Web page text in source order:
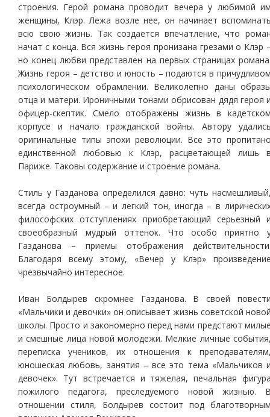
строения. Герой романа проводит вечера у любимой
женщины, Клэр. Лежа возле нее, он начинает
всю свою жизнь. Так создается впечатление, что
начат с конца. Вся жизнь героя пронизана грезами о Клэр
но конец любви представлен на первых страницах
Жизнь героя – детство и юность – подаются в
психологическом обрамлении. Великолепно даны
отца и матери. Ироничными тонами обрисован дядя героя
офицер-скептик. Смело отображены жизнь в
корпусе и начало гражданской войны. Автору
оригинальные типы эпохи революции. Все это
единственной любовью к Клэр, расцветающей лишь
Париже. Таковы содержание и строение романа.
Стиль у Газданова определился давно: чуть
всегда остроумный – и легкий тон, иногда – в
философских отступлениях приобретающий серьезный
своеобразный мудрый оттенок. Что особо приятно
Газданова – приемы отображения
Благодаря всему этому, «Вечер у Клэр»
чрезвычайно интересное.
Иван Болдырев скромнее Газданова. В своей
«Мальчики и девочки» он описывает жизнь советской
школы. Просто и закономерно перед нами предстают
и смешные лица новой молодежи. Мелкие личные
переписка учеников, их отношения к
юношеская любовь, занятия – все это тема «Мальчиков
девочек». Тут встречается и тяжелая, печальная
пожилого педагога, преследуемого новой жизнью.
отношении стиля, Болдырев состоит под